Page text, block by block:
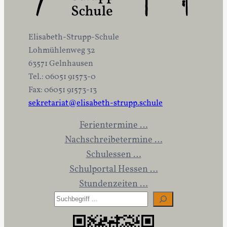
Elisabeth-Strupp-Schule
Lohmühlenweg 32
63571 Gelnhausen
Tel.: 06051 91573-0
Fax: 06051 91573-13
sekretariat@elisabeth-strupp.schule
Ferientermine …
Nachschreibetermine …
Schulessen …
Schulportal Hessen …
Stundenzeiten …
S
u